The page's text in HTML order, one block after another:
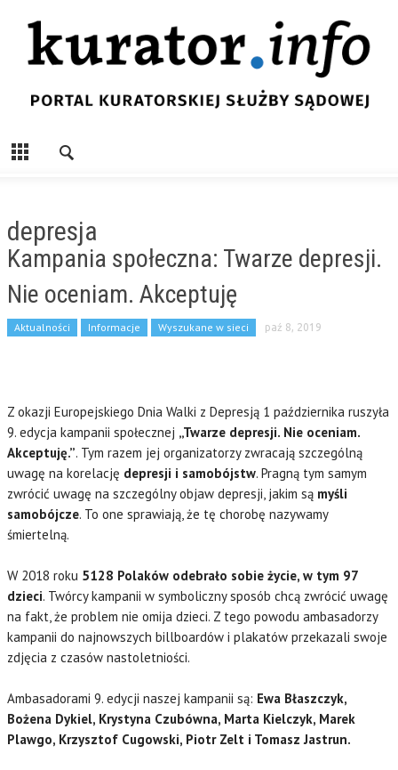
depresja
Kampania społeczna: Twarze depresji.
Nie oceniam. Akceptuję
Aktualności Informacje Wyszukane w sieci paź 8, 2019
Z okazji Europejskiego Dnia Walki z Depresją 1 października ruszyła
9. edycja kampanii społecznej „Twarze depresji. Nie oceniam.
Akceptuję.”. Tym razem jej organizatorzy zwracają szczególną
uwagę na korelację depresji i samobójstw. Pragną tym samym
zwrócić uwagę na szczególny objaw depresji, jakim są myśli
samobójcze. To one sprawiają, że tę chorobę nazywamy
śmiertelną.
W 2018 roku 5128 Polaków odebrało sobie życie, w tym 97
dzieci. Twórcy kampanii w symboliczny sposób chcą zwrócić uwagę
na fakt, że problem nie omija dzieci. Z tego powodu ambasadorzy
kampanii do najnowszych billboardów i plakatów przekazali swoje
zdjęcia z czasów nastoletniości.
Ambasadorami 9. edycji naszej kampanii są: Ewa Błaszczyk,
Bożena Dykiel, Krystyna Czubówna, Marta Kielczyk, Marek
Plawgo, Krzysztof Cugowski, Piotr Zelt i Tomasz Jastrun.